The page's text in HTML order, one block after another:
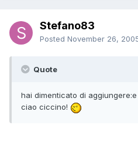
Stefano83
Posted November 26,
Quote
hai dimenticato di
ciao ciccino!